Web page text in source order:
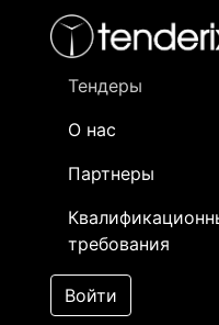
Тендеры
О нас
Партнеры
требования
Войти
- активный лот
- сохраненный лот (не
Закупка: Перевозка
г. Москва - г. Алматы
[Завершен]
Победитель выбран
Лот №:1807